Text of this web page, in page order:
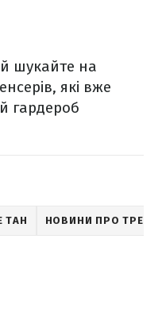
шукайте на
які вже
гардероб
ТАН НОВИНИ ПРО